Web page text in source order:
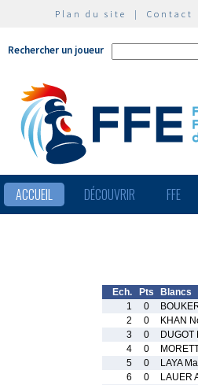
Plan du site | Contact
Rechercher un joueur
ACCUEIL DÉCOUVRIR FFE
Ech. Pts
Blancs
1
0
2
0
KHAN
3
0
DUGOT
4
0
5
0
LAYA
6
0
LAUER